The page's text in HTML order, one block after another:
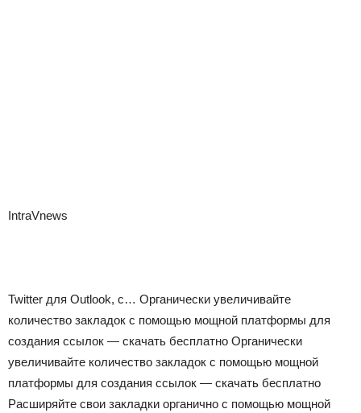
IntraVnews
Twitter для Outlook, с… Органически увеличивайте
количество закладок с помощью мощной платформы для
создания ссылок — скачать бесплатно Органически
увеличивайте количество закладок с помощью мощной
платформы для создания ссылок — скачать бесплатно
Расширяйте свои закладки органично с помощью мощной